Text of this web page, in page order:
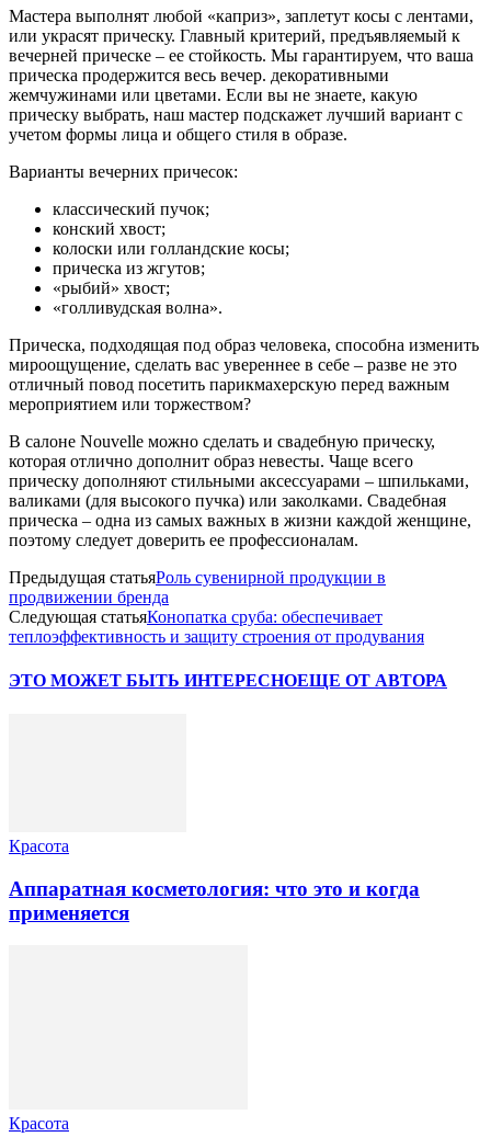
Мастера выполнят любой «каприз», заплетут косы с лентами,
или украсят прическу. Главный критерий, предъявляемый к
вечерней прическе – ее стойкость. Мы гарантируем, что ваша
прическа продержится весь вечер. декоративными
жемчужинами или цветами. Если вы не знаете, какую
прическу выбрать, наш мастер подскажет лучший вариант с
учетом формы лица и общего стиля в образе.
Варианты вечерних причесок:
классический пучок;
конский хвост;
колоски или голландские косы;
прическа из жгутов;
«рыбий» хвост;
«голливудская волна».
Прическа, подходящая под образ человека, способна изменить
мироощущение, сделать вас увереннее в себе – разве не это
отличный повод посетить парикмахерскую перед важным
мероприятием или торжеством?
В салоне Nouvelle можно сделать и свадебную прическу,
которая отлично дополнит образ невесты. Чаще всего
прическу дополняют стильными аксессуарами – шпильками,
валиками (для высокого пучка) или заколками. Свадебная
прическа – одна из самых важных в жизни каждой женщине,
поэтому следует доверить ее профессионалам.
Предыдущая статьяРоль сувенирной продукции в
продвижении бренда
Следующая статьяКонопатка сруба: обеспечивает
теплоэффективность и защиту строения от продувания
ЭТО МОЖЕТ БЫТЬ ИНТЕРЕСНОЕЩЕ ОТ АВТОРА
Красота
Аппаратная косметология: что это и когда
применяется
Красота